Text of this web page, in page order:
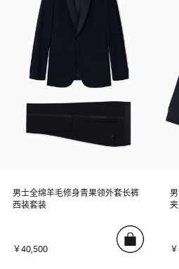
男士全绵羊毛修身青果领外套长裤
西装套装
￥40,500